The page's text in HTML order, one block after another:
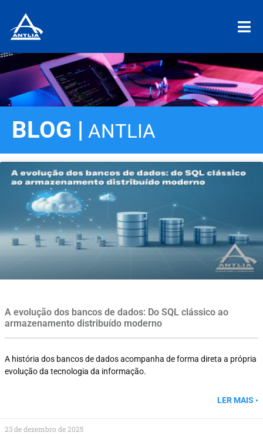
BLOG | ANTLIA
A evolução dos bancos de dados: Do SQL clássico ao
armazenamento distribuído moderno
A história dos bancos de dados acompanha de forma direta a própria
evolução da tecnologia da informação.
LER MAIS •
23 de dezembro de 2025